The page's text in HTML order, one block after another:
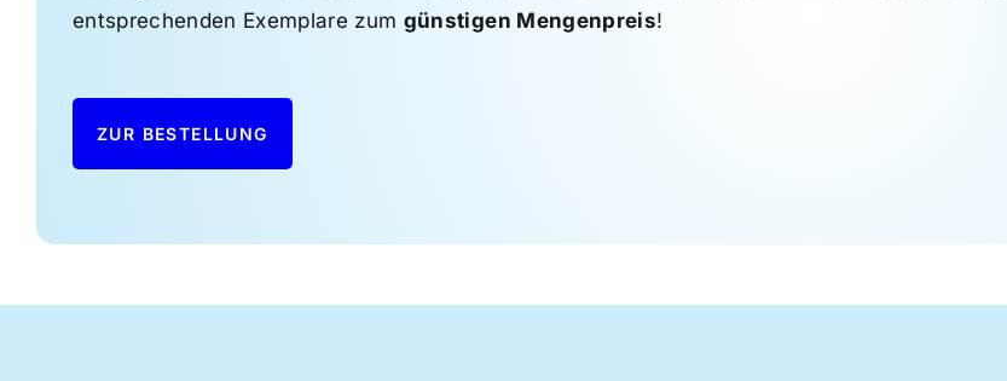
entsprechenden Exemplare zum günstigen Mengenpreis!
ZUR BESTELLUNG